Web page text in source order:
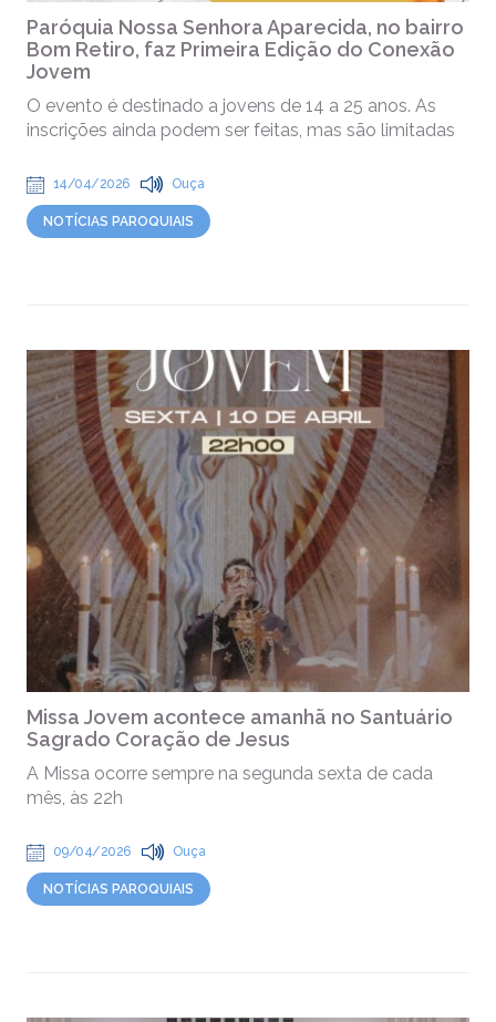
Paróquia Nossa Senhora Aparecida, no bairro
Bom Retiro, faz Primeira Edição do Conexão
Jovem
O evento é destinado a jovens de 14 a 25 anos. As
inscrições ainda podem ser feitas, mas são limitadas
14/04/2026 Ouça
NOTÍCIAS PAROQUIAIS
Missa Jovem acontece amanhã no Santuário
Sagrado Coração de Jesus
A Missa ocorre sempre na segunda sexta de cada
mês, às 22h
09/04/2026 Ouça
NOTÍCIAS PAROQUIAIS